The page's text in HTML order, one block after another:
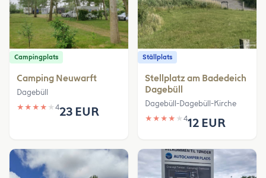
Campingplats
Camping Neuwarft
Dagebüll
★ ★ ★ ★ ★ 423 EUR
Ställplats
Stellplatz am Badedeich
Dagebüll
Dagebüll-Dagebüll-Kirche
★ ★ ★ ★ ★ 412 EUR